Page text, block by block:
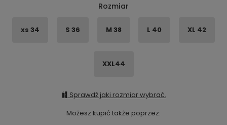
Rozmiar
xs 34 S 36 M 38 L 40 XL 42
XXL44
Sprawdź jaki rozmiar wybrać.
Możesz kupić także poprzez: